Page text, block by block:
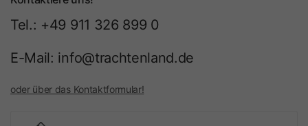
Tel.: +49 911 326 899 0
E-Mail: info@trachtenland.de
oder über das Kontaktformular!